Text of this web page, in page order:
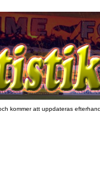
kommer att uppdateras